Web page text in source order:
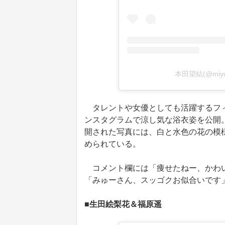
本田望結
タレントや女優としても活躍するフ
ンスタグラムで涼し気な浴衣姿を公
開された写真には、白と水色の花の
められている。
コメント欄には「痩せたねー、かわ
「みゅーさん、スッゴクお似合いで
■生田絵梨花＆福原遥